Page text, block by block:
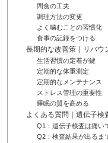
間食の工夫
調理方法の変更
よく噛むことの習慣化
食事の記録をつける
長期的な改善策｜リバウ
生活習慣の定着が鍵
定期的な体重測定
定期的なメンテナンス
ストレス管理の重要性
睡眠の質を高める
よくある質問｜遺伝子検
Q1：遺伝子検査は痛い
Q2：検査結果が出るま